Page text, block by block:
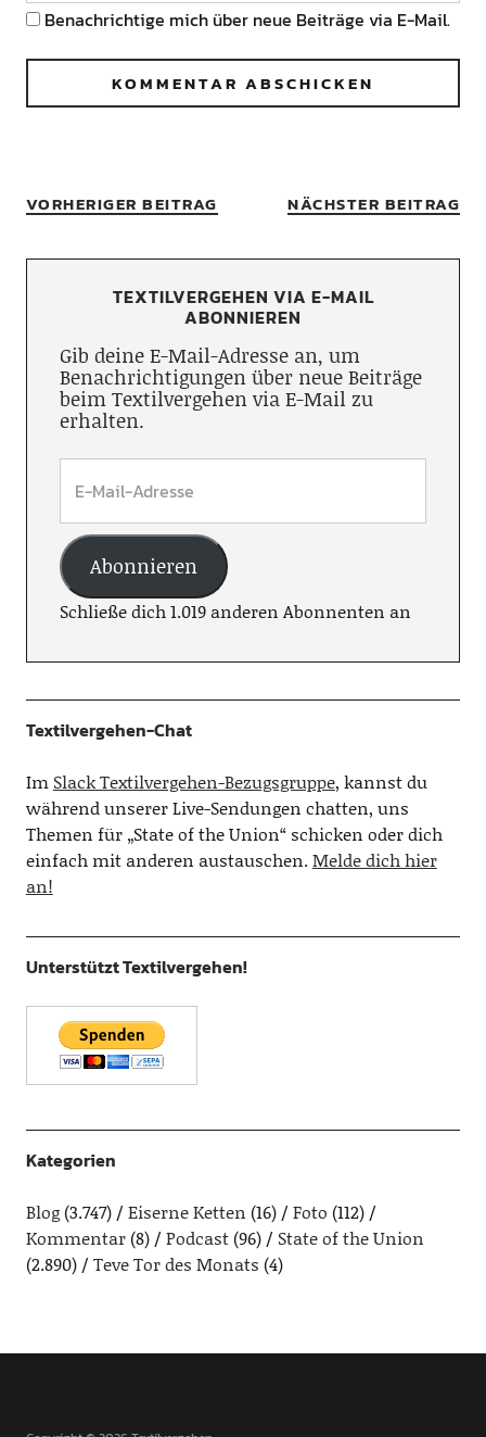
Benachrichtige mich über neue Beiträge via E-Mail.
VORHERIGER BEITRAG NÄCHSTER BEITRAG
TEXTILVERGEHEN VIA E-MAIL
ABONNIEREN
Gib deine E-Mail-Adresse an, um
Benachrichtigungen über neue Beiträge
beim Textilvergehen via E-Mail zu
erhalten.
Abonnieren
Schließe dich 1.019 anderen Abonnenten an
Textilvergehen-Chat
Im Slack Textilvergehen-Bezugsgruppe, kannst du
während unserer Live-Sendungen chatten, uns
Themen für „State of the Union“ schicken oder dich
einfach mit anderen austauschen.Melde dich hier
an!
Unterstützt Textilvergehen!
Kategorien
Blog(3.747) Eiserne Ketten (16) Foto (112)
Kommentar(8) Podcast(96)
State of the Union
(2.890)
Teve Tor des Monats (4)